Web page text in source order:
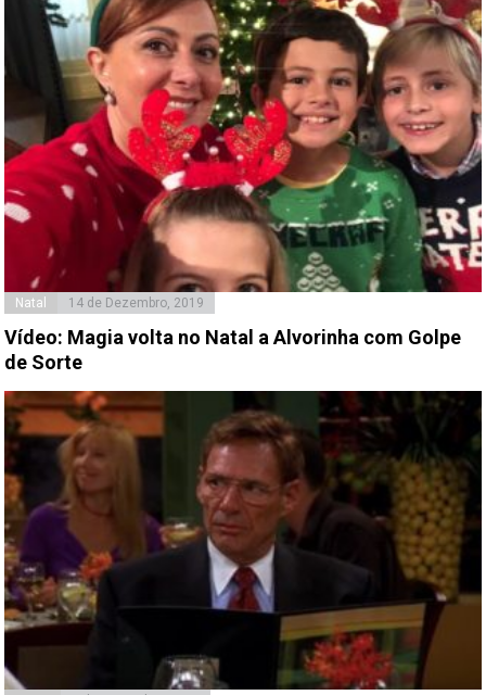
Natal 14 de Dezembro, 2019
Vídeo: Magia volta no Natal a Alvorinha com Golpe
de Sorte